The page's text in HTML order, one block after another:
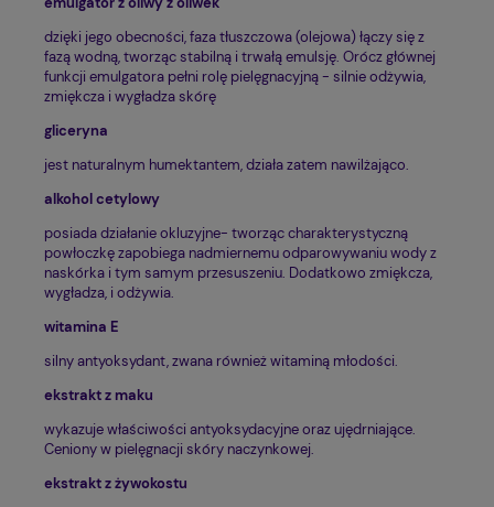
dzięki jego obecności, faza tłuszczowa (olejowa) łączy się z
fazą wodną, tworząc stabilną i trwałą emulsję. Orócz głównej
funkcji emulgatora pełni rolę pielęgnacyjną - silnie odżywia,
zmiękcza i wygładza skórę
gliceryna
jest naturalnym humektantem, działa zatem nawilżająco.
alkohol cetylowy
posiada działanie okluzyjne- tworząc charakterystyczną
powłoczkę zapobiega nadmiernemu odparowywaniu wody z
naskórka i tym samym przesuszeniu. Dodatkowo zmiękcza,
wygładza, i odżywia.
witamina E
silny antyoksydant, zwana również witaminą młodości.
ekstrakt z maku
wykazuje właściwości antyoksydacyjne oraz ujędrniające.
Ceniony w pielęgnacji skóry naczynkowej.
ekstrakt z żywokostu